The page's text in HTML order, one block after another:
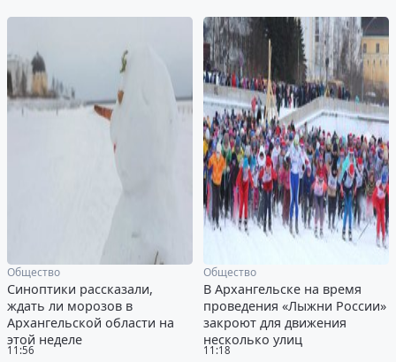
11:56
Общество
Синоптики рассказали,
ждать ли морозов в
Архангельской области на
этой неделе
11:18
Общество
В Архангельске на время
проведения «Лыжни России»
закроют для движения
несколько улиц